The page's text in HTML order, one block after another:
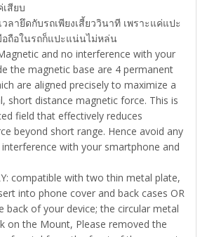
สียบ
ลายึดกับรถเพียงเสี้ยววินาที เพราะแค่แปะ
ถือในรถก็แปะแน่นไม่หล่น
and no interference with your
the magnetic base are 4 permanent
are aligned precisely to maximize a
short distance magnetic force. This is
field that effectively reduces
beyond short range. Hence avoid any
interference with your smartphone and
compatible with two thin metal plate,
into phone cover and back cases OR
back of your device; the circular metal
on the Mount, Please removed the